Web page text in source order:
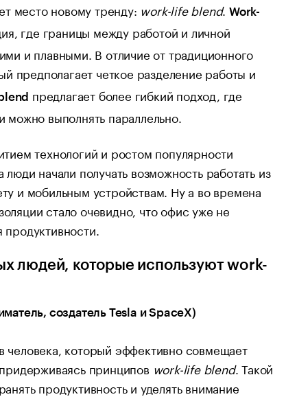
место новому тренду: work-life blend.Work-
где границы между работой и личной
и плавными. В отличие от традиционного
предполагает четкое разделение работы и
предлагает более гибкий подход, где
можно выполнять параллельно.
технологий и ростом популярности
начали получать возможность работать из
и мобильным устройствам. Ну а во времена
стало очевидно, что офис уже не
людей, которые используют work-
создатель Tesla и SpaceX)
который эффективно совмещает
принципов work-life blend. Такой
продуктивность и уделять внимание